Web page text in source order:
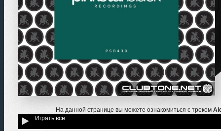
На данной странице вы можете ознакомиться с треком
Играть всё